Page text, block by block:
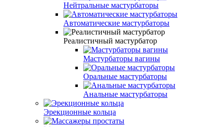
Нейтральные мастурбаторы
Автоматические мастурбаторы
Реалистичный мастурбатор
Мастурбаторы вагины
Оральные мастурбаторы
Анальные мастурбаторы
Эрекционные кольца